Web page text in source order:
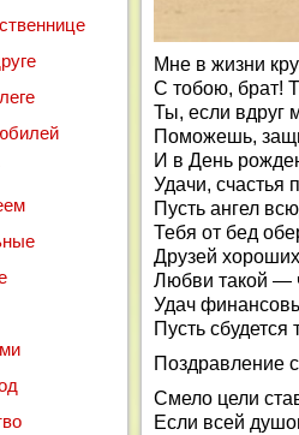
Мне в жизни
С тобою, брат!
Ты, если вдруг
Поможешь,
И в День
Удачи, счастья
Пусть ангел
Тебя от бед
Друзей
Любви такой —
Удач
Пусть сбудется
Поздравление
Смело цели
Если всей